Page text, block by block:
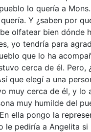
lo quería a
Y ¿saben por
olfatear bien dónde
yo tendría para
que lo ha
cerca de él. Pero,
que elegí a una
muy cerca de él, y lo
muy humilde del
ella pongo la
le pediría a Angelita si